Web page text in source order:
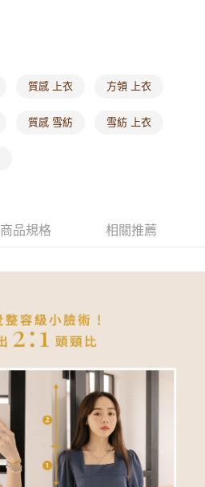
質感 上衣 方領 上衣
質感 雪紡 雪紡 上衣
商品規格 相關推薦